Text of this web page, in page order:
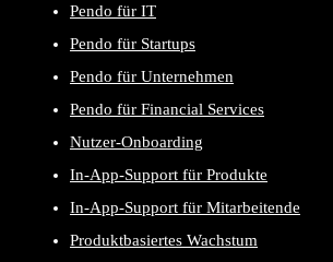
Pendo für IT
Pendo für Startups
Pendo für Unternehmen
Pendo für Financial Services
Nutzer-Onboarding
In-App-Support für Produkte
In-App-Support für Mitarbeitende
Produktbasiertes Wachstum